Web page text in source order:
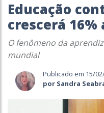
Educação
crescerá 16%
O fenômeno da
mundial
Publicado em 15/
por Sandra